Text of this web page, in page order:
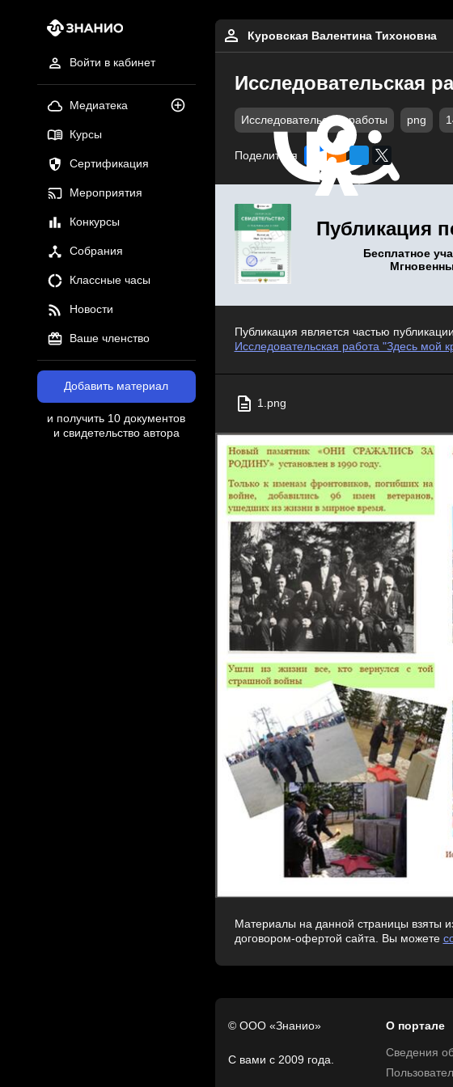
Войти в кабинет
Медиатека
Курсы
Сертификация
Мероприятия
Конкурсы
Собрания
Классные часы
Новости
Ваше членство
Добавить материал
и получить 10 документов
и свидетельство автора
Куровская Валентина Тихоновна
Исследовательская
Исследовательские работы png
Поделиться
Публикация
Бесплатное
Публикация является частью
Исследовательская работа "Здесь мой
1.png
Материалы на данной страницы взяты
договором-офертой сайта. Вы можете
© ООО «Знанио»
С вами с 2009 года.
О портале
Сведения